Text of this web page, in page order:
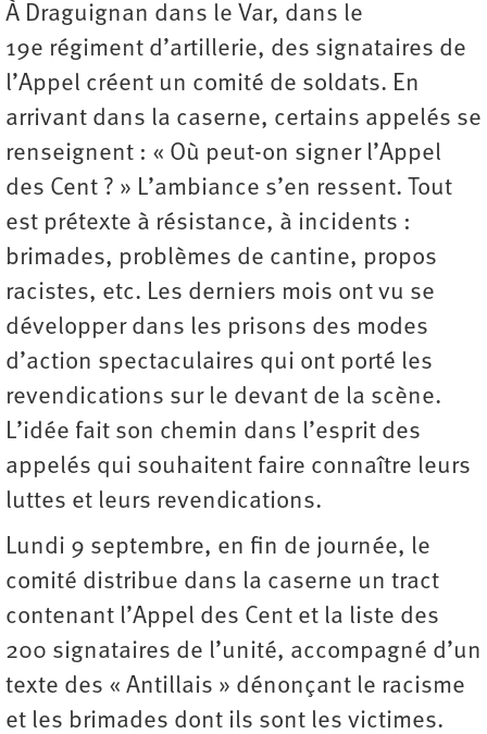
À Draguignan dans le Var, dans le
19e régiment d’artillerie, des signataires de
l’Appel créent un comité de soldats. En
arrivant dans la caserne, certains appelés se
renseignent : « Où peut-on signer l’Appel
des Cent ? » L’ambiance s’en ressent. Tout
est prétexte à résistance, à incidents :
brimades, problèmes de cantine, propos
racistes, etc. Les derniers mois ont vu se
développer dans les prisons des modes
d’action spectaculaires qui ont porté les
revendications sur le devant de la scène.
L’idée fait son chemin dans l’esprit des
appelés qui souhaitent faire connaître leurs
luttes et leurs revendications.
Lundi 9 septembre, en fin de journée, le
comité distribue dans la caserne un tract
contenant l’Appel des Cent et la liste des
200 signataires de l’unité, accompagné d’un
texte des « Antillais » dénonçant le racisme
et les brimades dont ils sont les victimes.